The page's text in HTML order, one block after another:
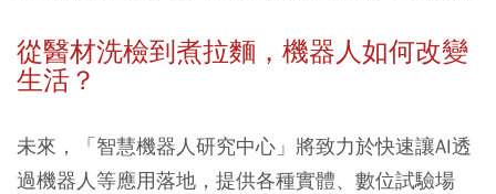
從醫材洗檢到煮拉麵，機器人如何改變
生活？
未來，「智慧機器人研究中心」將致力於快速讓AI透
過機器人等應用落地，提供各種實體、數位試驗場